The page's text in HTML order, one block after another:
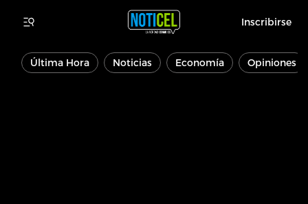
Inscribirse
Última Hora Noticias Economía Opiniones